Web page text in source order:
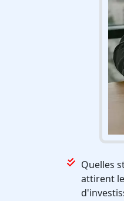
Quelles
attirent